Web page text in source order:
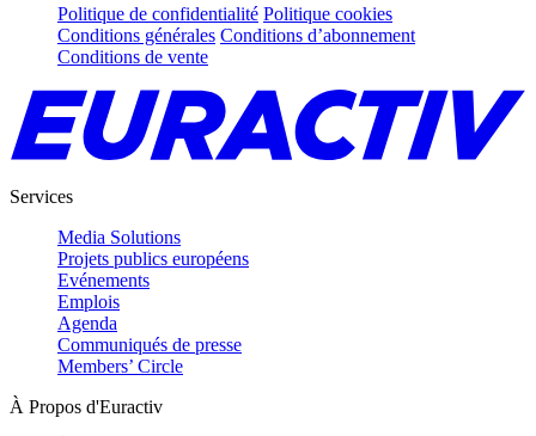
Politique de confidentialité Politique cookies
Conditions générales Conditions d’abonnement
Conditions de vente
Services
Media Solutions
Projets publics européens
Evénements
Emplois
Agenda
Communiqués de presse
Members’ Circle
À Propos d'Euractiv